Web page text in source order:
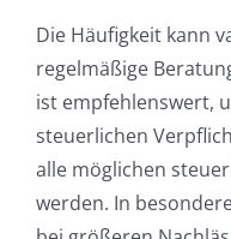
Die Häufigkeit kann
regelmäßige
ist empfehlenswert,
steuerlichen
alle möglichen
werden. In